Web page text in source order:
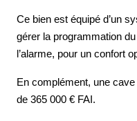
Ce bien est équipé d’un
gérer la programmation
l’alarme, pour un confort
En complément, une
de 365 000 € FAI.